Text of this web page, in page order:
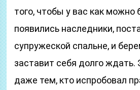
того, чтобы у вас как можно
появились наследники,
супружеской спальне, и
заставит себя долго ждать.
даже тем, кто испробовал